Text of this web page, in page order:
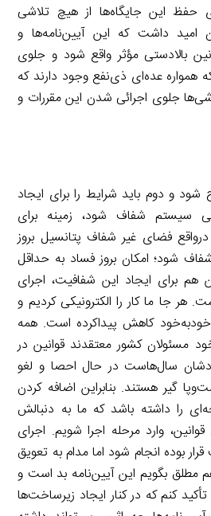
حفظ این جایگاه‌ها از هیچ تلاشی
امید داشت که این آیین‌نامه‌ها و
بالادستی مؤثر واقع شود و جلوی
همواره عده‌ای ذی‌نفع وجود دارند که
جلوی اجرائی شدن این مقررات و
شود و دوم باید شرایط را برای ایجاد
سیستم شفاف شود، زمینه برای
فضای غیر شفاف پتانسیل بروز
شود؛ امکان بروز فساد به حداقل
برای ایجاد این شفافیت، اجرای
هر جا ما کار را الکترونیکی کردیم و
کاهش پیداکرده است. همه
مسئولان کشور معتقدند قوانین در
سال‌هاست در حال احصا و لغو
گیر هستند. بنابراین اضافه کردن
را داشته باشد که ما به دنبالش
وارد مرحله اجرا شویم. اجرای
بوده انجام شود اما مدام به تعویق
مطلق بگویم این آیین‌نامه بد است و
کنم که در کنار ایجاد زیرساخت‌ها